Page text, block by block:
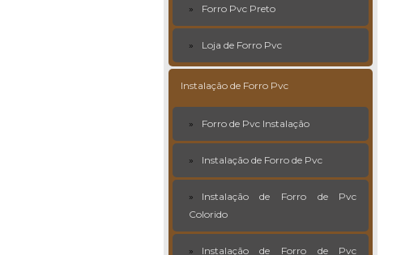
Forro Pvc Preto
Loja de Forro Pvc
Instalação de Forro Pvc
Forro de Pvc Instalação
Instalação de Forro de Pvc
Instalação de Forro de Pvc
Colorido
Instalação de Forro de Pvc